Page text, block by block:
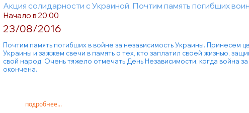
Акция солидарности с Украиной. Почтим память погибших
Начало в 20:00
23/08/2016
Почтим память погибших в войне за независимость Украины. Принесем
Украины и зажжем свечи в память о тех, кто заплатил своей жизнью,
свой народ. Очень тяжело отмечать День Независимости, когда война
окончена.
подробнее...